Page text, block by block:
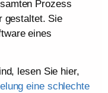
Prozess
gestaltet. Sie
eines
lesen Sie hier,
eine schlechte